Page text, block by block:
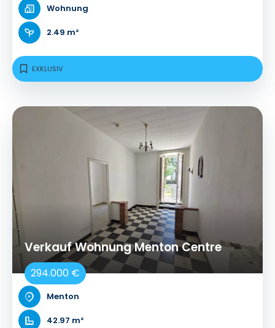
Wohnung
2.49 m²
EXKLUSIV
Verkauf Wohnung Menton Centre
294.000 €
Menton
42.97 m²